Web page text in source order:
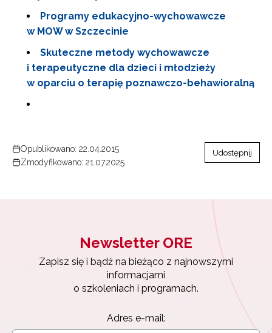
Programy edukacyjno-wychowawcze
w MOW w Szczecinie
Skuteczne metody wychowawcze
i terapeutyczne dla dzieci i młodzieży
w oparciu o terapię poznawczo-behawioralną
Opublikowano: 22.04.2015
Zmodyfikowano: 21.07.2025
Udostępnij
Newsletter ORE
Zapisz się i bądź na bieżąco z najnowszymi
informacjami
o szkoleniach i programach.
Adres e-mail:
informacjami
o szkoleniach i programach.
osobowych przez ORE w celach marketingowych.